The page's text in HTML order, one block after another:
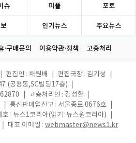
슈 피플 포토
인기뉴스 주요뉴스
·구매문의 이용약관·정책 고충처리
편집인 : 채원배 편집국장 : 김기성
(공평동,SC빌딩17층)
고충처리인 : 김성환
통신판매업신고 : 서울종로 0676호
호 : 뉴스1코리아(읽기: 뉴스원코리아)
대표 이메일 : webmaster@news1.kr